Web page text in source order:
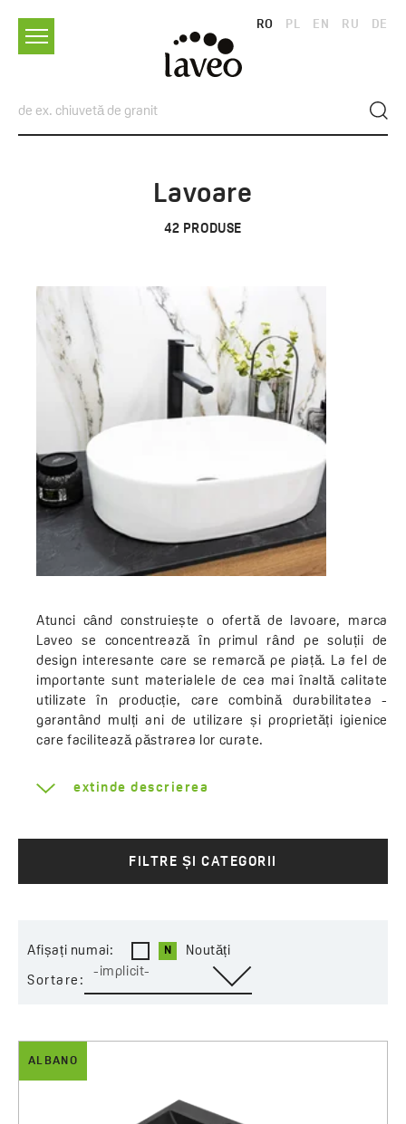
RO PL EN RU DE
Lavoare
42 PRODUSE
Atunci când construiește o ofertă de lavoare, marca
Laveo se concentrează în primul rând pe soluții de
design interesante care se remarcă pe piață. La fel de
importante sunt materialele de cea mai înaltă calitate
utilizate în producție, care combină durabilitatea -
garantând mulți ani de utilizare și proprietăți igienice
care facilitează păstrarea lor curate.
fel ca granitul Laveo chiuvete - sunt producție 100%
amestec de nisip cuarțos și rășină, oferă posibilități de
design aproape nelimitate și de producere a culorilor.
extinde descrierea
FILTRE ȘI CATEGORII
Afișați numai: Noutăți
Sortare:
-implicit-
ALBANO